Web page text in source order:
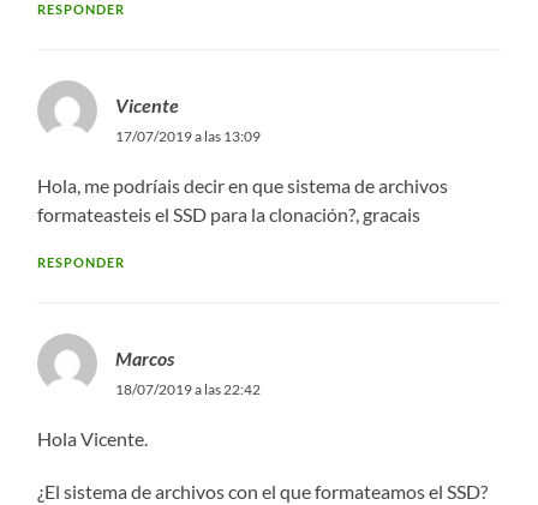
RESPONDER
Vicente
17/07/2019 a las 13:09
Hola, me podríais decir en que sistema de archivos
formateasteis el SSD para la clonación?, gracais
RESPONDER
Marcos
18/07/2019 a las 22:42
Hola Vicente.
¿El sistema de archivos con el que formateamos el SSD?